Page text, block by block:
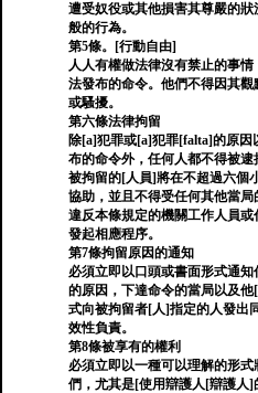
遭受奴役或其他損害其尊嚴的
般的行為。
第5條。[行動自由]
人人有權做法律沒有禁止的事
法發布的命令。他們不得因其
或騷擾。
第六條法律拘留
除[a]犯罪或[a]犯罪[falta]的原
布的命令外，任何人都不得被逮
被拘留的[人員]將在不超過六個
協助，並且不得受任何其他當局
違反本條規定的機關工作人員
發起相應程序。
第7條拘留原因的通知
必須立即以口頭或書面形式通
的原因，下達命令的當局以及
式向被拘留者[人]指定的人發出
效性負責。
第8條被享有的權利
必須立即以一種可以理解的形
們，尤其是[使用辯護人[辯護人